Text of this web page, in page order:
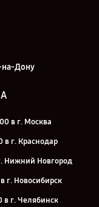
на-Дону
в г. Москва
в г. Краснодар
Нижний Новгород
г. Новосибирск
в г. Челябинск